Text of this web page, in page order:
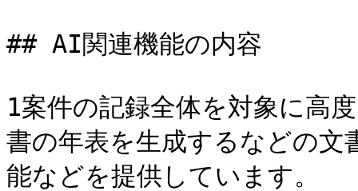
## AI関連機能の内容
1案件の記録全体を対象に高
書の年表を生成するなどの
能などを提供しています。